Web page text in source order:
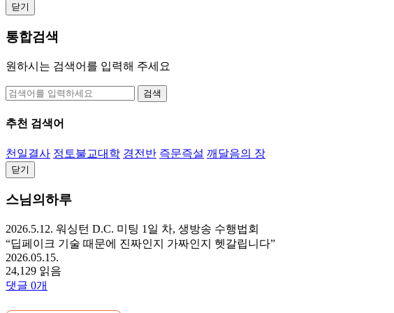
닫기
통합검색
원하시는 검색어를 입력해 주세요
검색
추천 검색어
천일결사 정토불교대학 경전반 즉문즉설 깨달음의 장
닫기
스님의하루
2026.5.12. 워싱턴 D.C. 미팅 1일 차, 생방송 수행법회
“딥페이크 기술 때문에 진짜인지 가짜인지 헷갈립니다”
2026.05.15.
24,129 읽음
댓글 0개